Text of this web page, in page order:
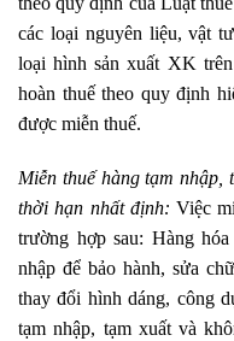
các loại nguyên liệu, vật
loại hình sản xuất XK
hoàn thuế theo quy định
được miễn thuế.
Miễn thuế hàng tạm nhập,
thời hạn nhất định: Việc
trường hợp sau: Hàng
nhập để bảo hành, sửa
thay đổi hình dáng, công
tạm nhập, tạm xuất và